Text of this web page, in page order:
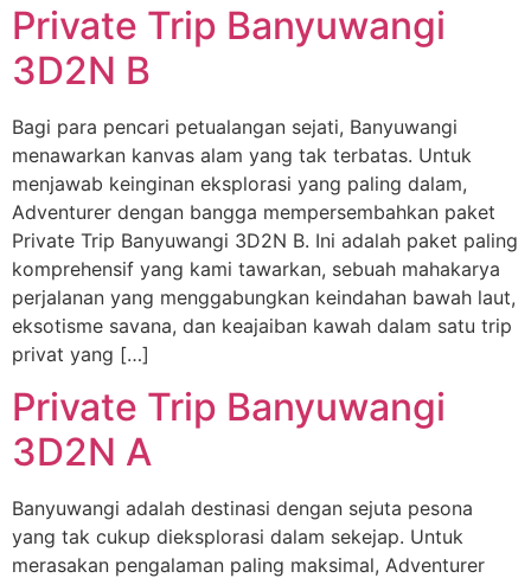
Private Trip Banyuwangi
3D2N B
Bagi para pencari petualangan sejati, Banyuwangi
menawarkan kanvas alam yang tak terbatas. Untuk
menjawab keinginan eksplorasi yang paling dalam,
Adventurer dengan bangga mempersembahkan paket
Private Trip Banyuwangi 3D2N B. Ini adalah paket paling
komprehensif yang kami tawarkan, sebuah mahakarya
perjalanan yang menggabungkan keindahan bawah laut,
eksotisme savana, dan keajaiban kawah dalam satu trip
privat yang […]
Private Trip Banyuwangi
3D2N A
Banyuwangi adalah destinasi dengan sejuta pesona
yang tak cukup dieksplorasi dalam sekejap. Untuk
merasakan pengalaman paling maksimal, Adventurer